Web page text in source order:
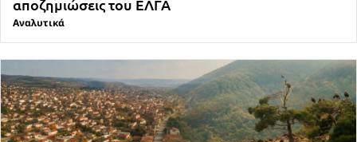
αποζημιώσεις του ΕΛΓΑ
Αναλυτικά